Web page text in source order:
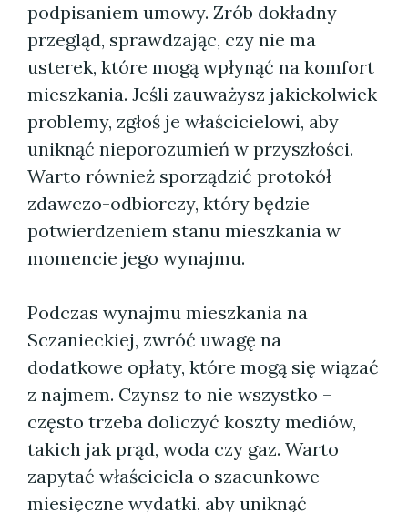
podpisaniem umowy. Zrób dokładny
przegląd, sprawdzając, czy nie ma
usterek, które mogą wpłynąć na komfort
mieszkania. Jeśli zauważysz jakiekolwiek
problemy, zgłoś je właścicielowi, aby
uniknąć nieporozumień w przyszłości.
Warto również sporządzić protokół
zdawczo-odbiorczy, który będzie
potwierdzeniem stanu mieszkania w
momencie jego wynajmu.
Podczas wynajmu mieszkania na
Sczanieckiej, zwróć uwagę na
dodatkowe opłaty, które mogą się wiązać
z najmem. Czynsz to nie wszystko –
często trzeba doliczyć koszty mediów,
takich jak prąd, woda czy gaz. Warto
zapytać właściciela o szacunkowe
miesięczne wydatki, aby uniknąć